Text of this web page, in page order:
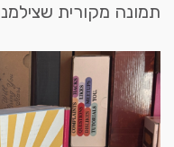
תמונה מקורית